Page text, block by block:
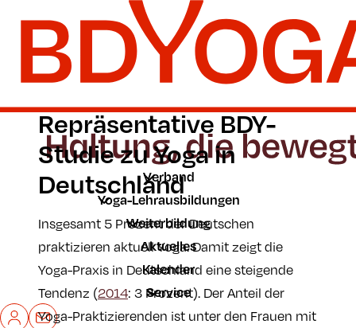
Zum Hauptinhalt der Seite springen
Zur Startseite navigieren
Verband
Yoga-Lehrausbildungen
Weiterbildung
Aktuelles
Kalender
Service
Mein BDYoga
Kontakt
Repräsentative BDY-
Studie zu Yoga in
Deutschland
Insgesamt 5 Prozent der Deutschen
praktizieren aktuell Yoga. Damit zeigt die
Yoga-Praxis in Deutschland eine steigende
Tendenz (2014: 3 Prozent). Der Anteil der
Yoga-Praktizierenden ist unter den Frauen mit